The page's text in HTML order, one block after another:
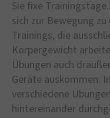
Sie fixe
sich zur Bewegung
Trainings, die
Körpergewicht
Übungen auch
Geräte auskommen.
verschiedene
hintereinander